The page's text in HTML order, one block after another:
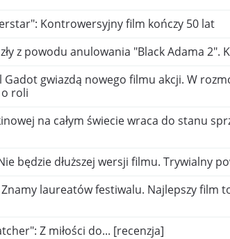
Kontrowersyjny film kończy 50 lat
z powodu anulowania "Black Adama 2".
Gadot gwiazdą nowego filmu akcji. W
roli
na całym świecie wraca do stanu
będzie dłuższej wersji filmu. Trywialny
Znamy laureatów festiwalu. Najlepszy film
Z miłości do... [recenzja]